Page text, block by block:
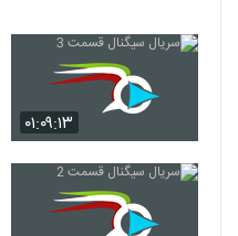
۰۱:۰۹:۱۳